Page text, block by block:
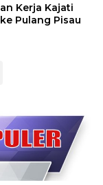
Kerja Kajati
Pulang Pisau